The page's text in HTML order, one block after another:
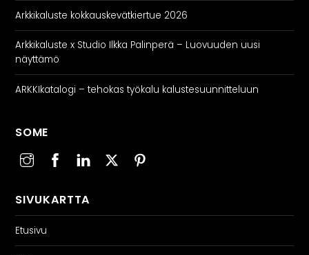
Arkkikaluste kokkauskevätkiertue 2026
Arkkikaluste x Studio Ilkka Palinperä – Luovuuden uusi
näyttämö
ARKKIkatalogi – tehokas työkalu kalustesuunnitteluun
SOME
SIVUKARTTA
Etusivu